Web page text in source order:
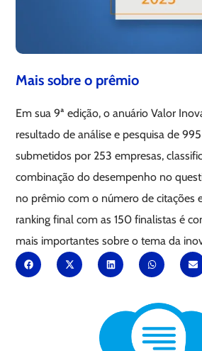
Mais sobre o prêmio
Em sua 9ª edição, o anuário Valor
resultado de análise e pesquisa de
submetidos por 253 empresas,
combinação do desempenho no
no prêmio com o número de citações
ranking final com as 150 finalistas é
mais importantes sobre o tema da